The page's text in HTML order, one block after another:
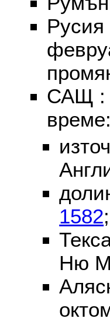
Русия
САЩ :
време:
1582;
Ню